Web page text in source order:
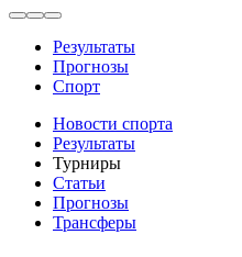
Результаты
Прогнозы
Спорт
Новости спорта
Результаты
Турниры
Статьи
Прогнозы
Трансферы